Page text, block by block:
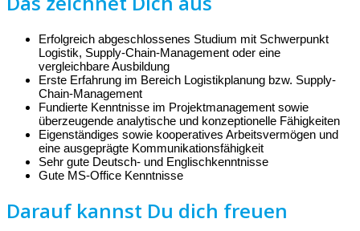
Erfolgreich abgeschlossenes Studium mit Schwerpunkt
Logistik, Supply-Chain-Management oder eine
vergleichbare Ausbildung
Erste Erfahrung im Bereich Logistikplanung bzw. Supply-
Chain-Management
Fundierte Kenntnisse im Projektmanagement sowie
überzeugende analytische und konzeptionelle Fähigkeiten
Eigenständiges sowie kooperatives Arbeitsvermögen und
eine ausgeprägte Kommunikationsfähigkeit
Sehr gute Deutsch- und Englischkenntnisse
Gute MS-Office Kenntnisse
Darauf kannst Du dich freuen